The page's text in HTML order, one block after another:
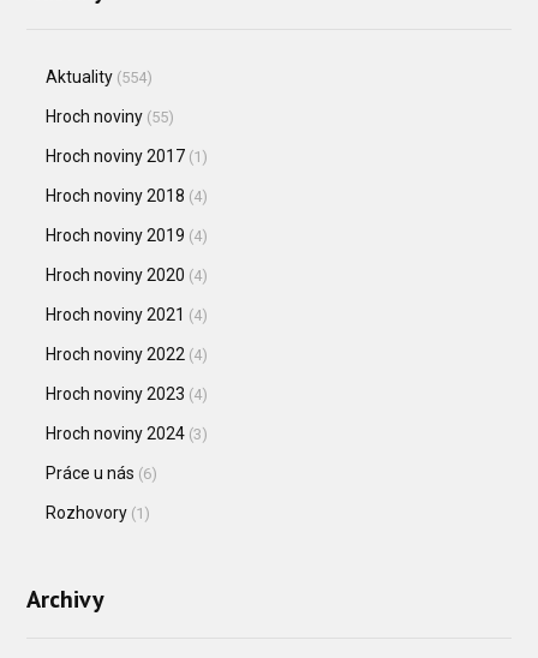
Aktuality (554)
Hroch noviny (55)
Hroch noviny 2017 (1)
Hroch noviny 2018 (4)
Hroch noviny 2019 (4)
Hroch noviny 2020 (4)
Hroch noviny 2021 (4)
Hroch noviny 2022 (4)
Hroch noviny 2023 (4)
Hroch noviny 2024 (3)
Práce u nás (6)
Rozhovory (1)
Archivy